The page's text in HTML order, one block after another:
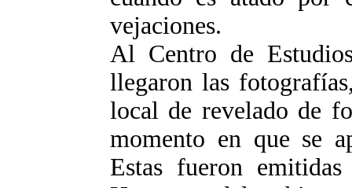
vejaciones.
Al Centro de
llegaron las
local de revelado de
momento en que se
Estas fueron